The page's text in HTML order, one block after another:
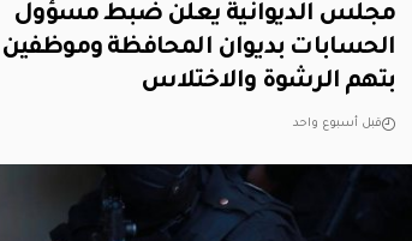
مجلس الديوانية يعلن ضبط مسؤول
الحسابات بديوان المحافظة وموظفين
بتهم الرشوة والاختلاس
قبل أسبوع واحد